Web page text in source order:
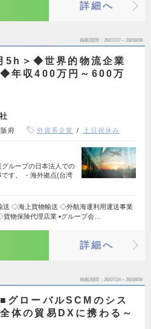
詳細へ
掲載期間 26/07/27～26/08/09
5h＞◆世界的物流企業
◆年収400万円～600万
府 外資系企業 土日祝休み
ループの日本法人での
す。 ・海外拠点(台湾
送 ◇海上貨物輸送 ◇外航海運利用運送事業
物保険代理店業 ▪グループ会…
詳細へ
掲載期間 26/07/24～26/08/06
グローバルSCMのシス
体の貿易DXに携わる～